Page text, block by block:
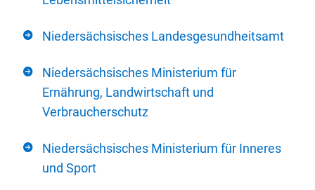
Niedersächsisches Landesgesundheitsamt
Niedersächsisches Ministerium für
Ernährung, Landwirtschaft und
Verbraucherschutz
Niedersächsisches Ministerium für Inneres
und Sport